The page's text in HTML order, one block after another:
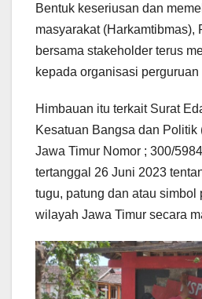
Bentuk keseriusan dan
masyarakat (Harkamtibmas),
bersama stakeholder terus
kepada organisasi perguruan
Himbauan itu terkait Surat
Kesatuan Bangsa dan Politik
Jawa Timur Nomor ; 300/
tertanggal 26 Juni 2023
tugu, patung dan atau simbol
wilayah Jawa Timur secara